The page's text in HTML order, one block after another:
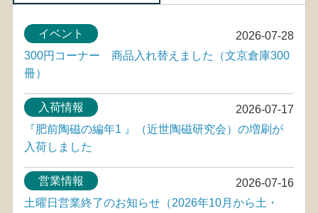
2026-07-28
イベント
300円コーナー 商品入れ替えました（文京倉庫300
冊）
2026-07-17
入荷情報
『肥前陶磁の編年1 』（近世陶磁研究会）の増刷が
入荷しました
2026-07-16
営業情報
土曜日営業終了のお知らせ（2026年10月から土・